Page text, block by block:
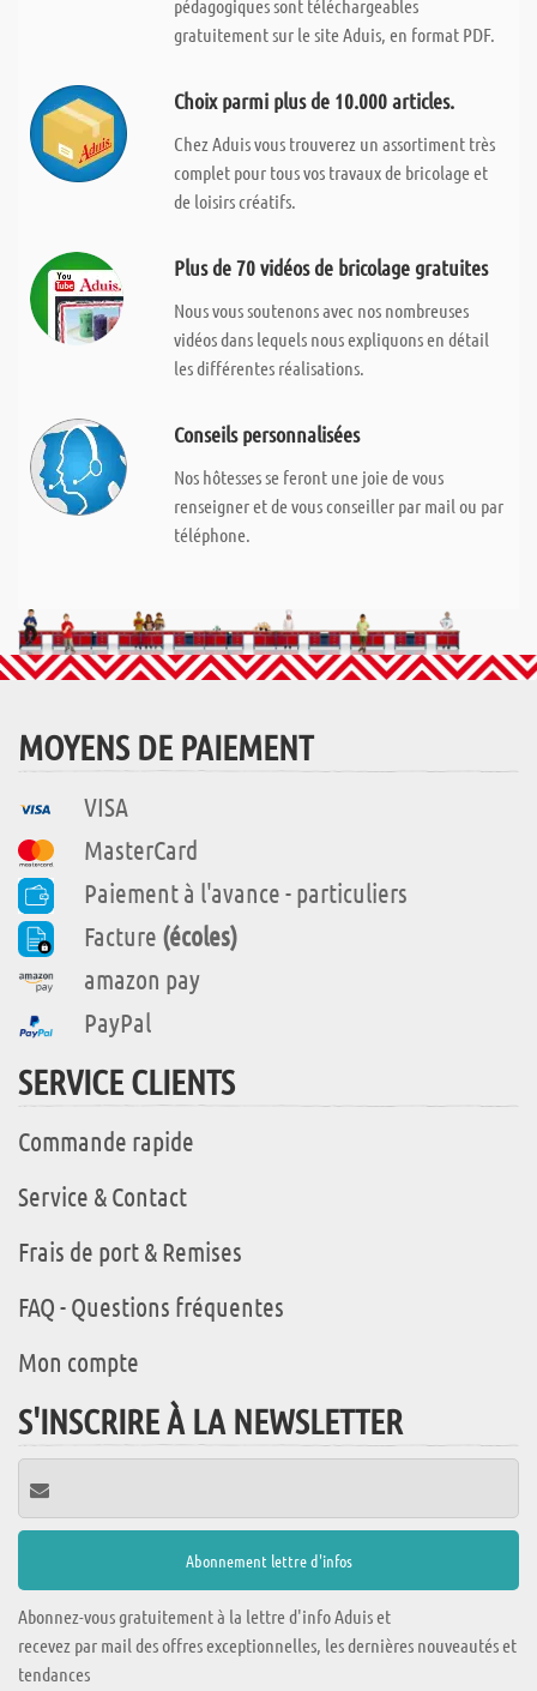
pédagogiques sont téléchargeables
gratuitement sur le site Aduis, en format PDF.
Choix parmi plus de 10.000 articles.
Chez Aduis vous trouverez un assortiment très
complet pour tous vos travaux de bricolage et
de loisirs créatifs.
Plus de 70 vidéos de bricolage gratuites
Nous vous soutenons avec nos nombreuses
vidéos dans lequels nous expliquons en détail
les différentes réalisations.
Conseils personnalisées
Nos hôtesses se feront une joie de vous
renseigner et de vous conseiller par mail ou par
téléphone.
MOYENS DE PAIEMENT
VISA
MasterCard
Paiement à l'avance - particuliers
Facture (écoles)
amazon pay
PayPal
SERVICE CLIENTS
Commande rapide
Service & Contact
Frais de port & Remises
FAQ - Questions fréquentes
Mon compte
S'INSCRIRE À LA NEWSLETTER
Abonnez-vous gratuitement à la lettre d'info Aduis et
recevez par mail des offres exceptionnelles, les dernières nouveautés et
tendances